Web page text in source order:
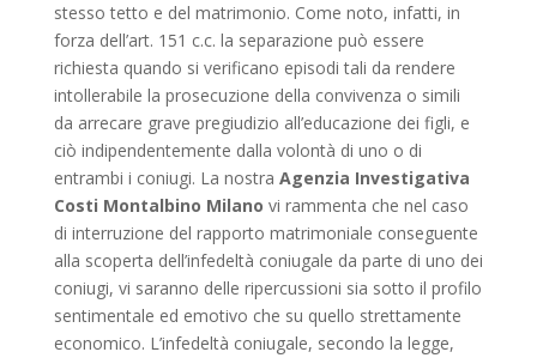
stesso tetto e del matrimonio. Come noto, infatti, in
forza dell’art. 151 c.c. la separazione può essere
richiesta quando si verificano episodi tali da rendere
intollerabile la prosecuzione della convivenza o simili
da arrecare grave pregiudizio all’educazione dei figli, e
ciò indipendentemente dalla volontà di uno o di
entrambi i coniugi. La nostra Agenzia Investigativa
Costi Montalbino Milano vi rammenta che nel caso
di interruzione del rapporto matrimoniale conseguente
alla scoperta dell’infedeltà coniugale da parte di uno dei
coniugi, vi saranno delle ripercussioni sia sotto il profilo
sentimentale ed emotivo che su quello strettamente
economico. L’infedeltà coniugale, secondo la legge,